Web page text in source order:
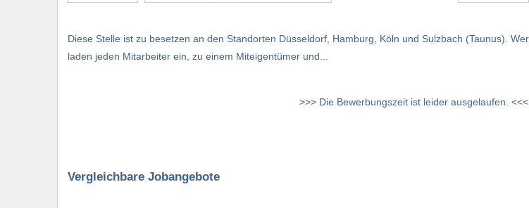
Diese Stelle ist zu besetzen an den Standorten Düsseldorf, Hamburg, Köln und Sulzbach (Taunus).
laden jeden Mitarbeiter ein, zu einem Miteigentümer und...
>>> Die Bewerbungszeit ist leider ausgelaufen. <<<
Vergleichbare Jobangebote